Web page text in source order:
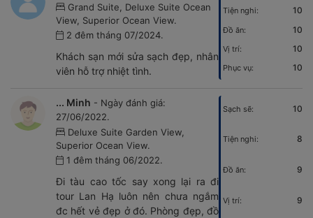
Grand Suite, Deluxe Suite Ocean
View, Superior Ocean View.
2 đêm tháng 07/2024.
Khách sạn mới sửa sạch đẹp, nhân
viên hỗ trợ nhiệt tình.
Tiện nghi: 10
Đồ ăn: 10
Vị trí: 10
Phục vụ: 10
... Minh - Ngày đánh giá:
27/06/2022.
Deluxe Suite Garden View,
Superior Ocean View.
1 đêm tháng 06/2022.
Đi tàu cao tốc say xong lại ra đi
tour Lan Hạ luôn nên chưa ngắm
đc hết vẻ đẹp ở đó. Phòng đẹp, đồ
Sạch sẽ: 10
Tiện nghi: 8
Đồ ăn: 9
Vị trí: 9